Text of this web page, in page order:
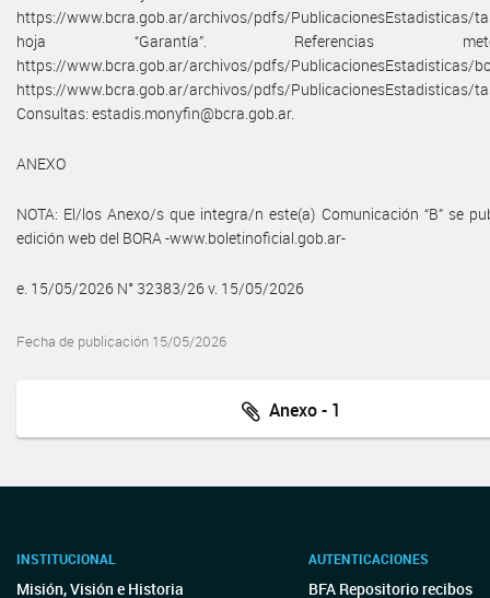
https://www.bcra.gob.ar/archivos/pdfs/PublicacionesEstadisticas/
hoja “Garantía”. Referencias
https://www.bcra.gob.ar/archivos/pdfs/PublicacionesEstadisticas/
https://www.bcra.gob.ar/archivos/pdfs/PublicacionesEstadisticas/
Consultas: estadis.monyfin@bcra.gob.ar.
ANEXO
NOTA: El/los Anexo/s que integra/n este(a) Comunicación “B” se
edición web del BORA -www.boletinoficial.gob.ar-
e. 15/05/2026 N° 32383/26 v. 15/05/2026
Fecha de publicación 15/05/2026
Anexo - 1
INSTITUCIONAL
Misión, Visión e Historia
AUTENTICACIONES
BFA Repositorio recibos